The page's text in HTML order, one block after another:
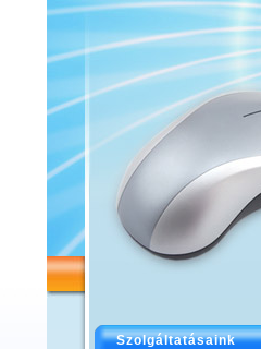
Szolgáltatásaink